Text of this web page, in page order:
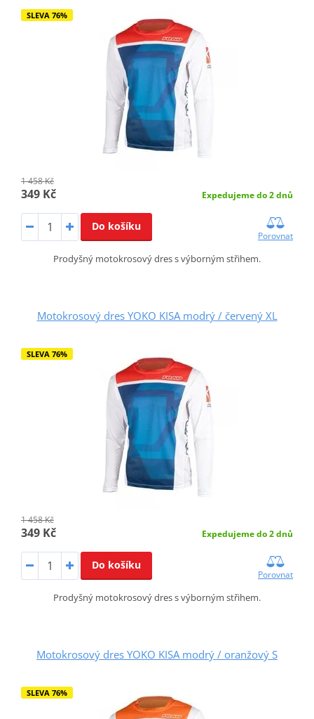
SLEVA 76%
1 458 Kč
349 Kč Expedujeme do 2 dnů
Do košíku
Porovnat
Prodyšný motokrosový dres s výborným střihem.
Motokrosový dres YOKO KISA modrý / červený XL
SLEVA 76%
1 458 Kč
349 Kč Expedujeme do 2 dnů
Do košíku
Porovnat
Prodyšný motokrosový dres s výborným střihem.
Motokrosový dres YOKO KISA modrý / oranžový S
SLEVA 76%